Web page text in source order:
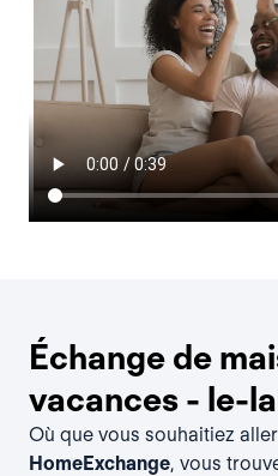
Échange de
vacances - le-
Où que vous souhaitiez
HomeExchange, vous